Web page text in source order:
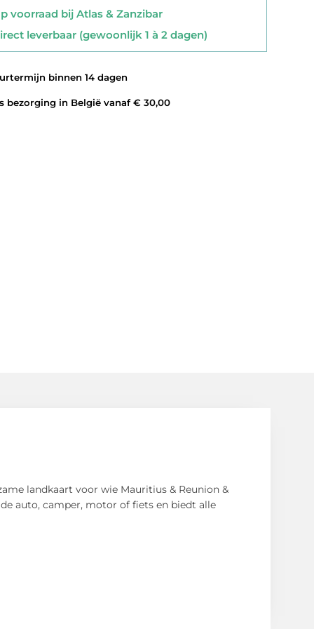
voorraad bij Atlas & Zanzibar
leverbaar (gewoonlijk 1 à 2 dagen)
binnen 14 dagen
in België vanaf € 30,00
landkaart voor wie Mauritius & Reunion &
auto, camper, motor of fiets en biedt alle